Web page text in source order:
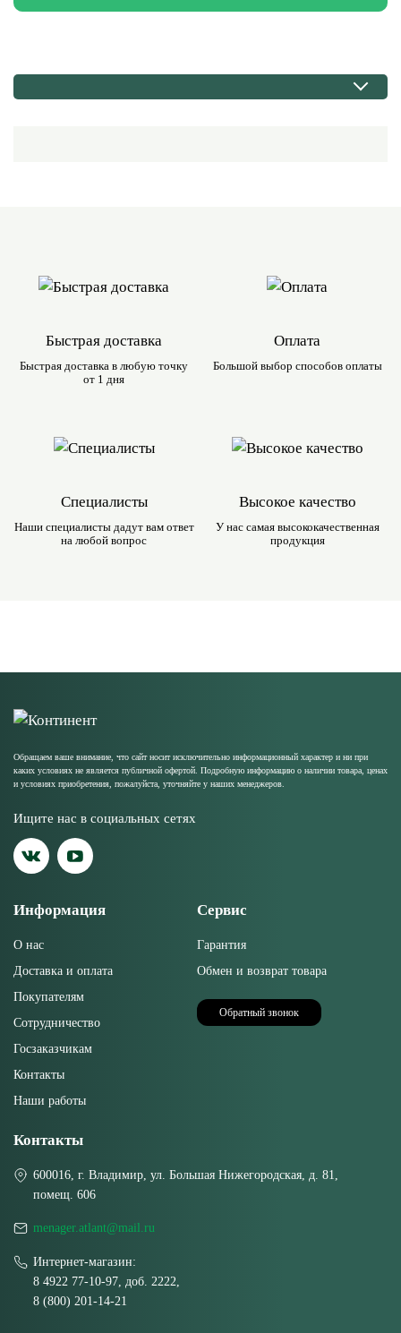
Быстрая доставка
Быстрая доставка в любую точку
от 1 дня
Оплата
Большой выбор способов оплаты
Специалисты
Наши специалисты дадут вам ответ
на любой вопрос
Высокое качество
У нас самая высококачественная
продукция
Обращаем ваше внимание, что сайт носит исключительно информационный характер и ни при
каких условиях не является публичной офертой. Подробную информацию о наличии товара, ценах
и условиях приобретения, пожалуйста, уточняйте у наших менеджеров.
Ищите нас в социальных сетях
Информация
О нас
Доставка и оплата
Покупателям
Сотрудничество
Госзаказчикам
Контакты
Наши работы
Сервис
Гарантия
Обмен и возврат товара
Обратный звонок
Контакты
600016, г. Владимир, ул. Большая Нижегородская, д. 81,
помещ. 606
menager.atlant@mail.ru
Интернет-магазин:
8 4922 77-10-97, доб. 2222,
8 (800) 201-14-21